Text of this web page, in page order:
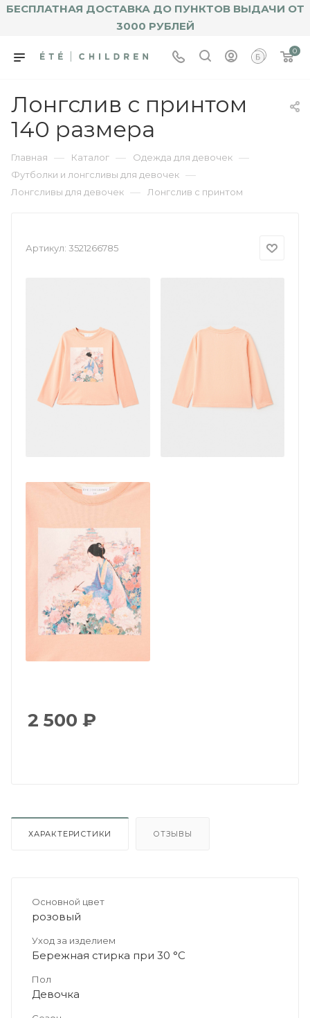
БЕСПЛАТНАЯ ДОСТАВКА ДО ПУНКТОВ ВЫДАЧИ ОТ
3000 РУБЛЕЙ
0
Лонгслив с принтом
140 размера
Главная — Каталог — Одежда для девочек —
Футболки и лонгсливы для девочек —
Лонгсливы для девочек — Лонгслив с принтом
Артикул: 3521266785
2 500 ₽
ХАРАКТЕРИСТИКИ ОТЗЫВЫ
Основной цвет
розовый
Уход за изделием
Бережная стирка при 30 °C
Пол
Девочка